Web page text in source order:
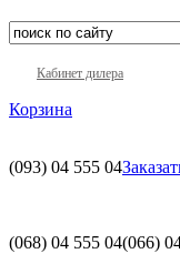
Кабинет дилера
Корзина
(093) 04 555 04
(068) 04 555 04(066)